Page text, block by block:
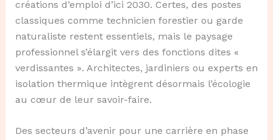
créations d’emploi d’ici 2030. Certes, des postes
classiques comme technicien forestier ou garde
naturaliste restent essentiels, mais le paysage
professionnel s’élargit vers des fonctions dites «
verdissantes ». Architectes, jardiniers ou experts en
isolation thermique intègrent désormais l’écologie
au cœur de leur savoir-faire.
Des secteurs d’avenir pour une carrière en phase